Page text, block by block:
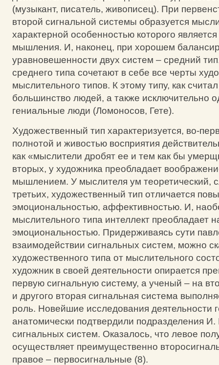
(музыкант, писатель, живописец). При
второй сигнальной системы образуется
характерной особенностью которого
мышления. И, наконец, при хорошем
уравновешенности двух систем – средний
среднего типа сочетают в себе все черты
мыслительного типов. К этому типу, как
большинство людей, а также исключительно
гениальные люди (Ломоносов, Гете).
Художественный тип характеризуется, во-
полнотой и живостью восприятия
как «мыслители дробят ее и тем как бы
вторых, у художника преобладает
мышлением. У мыслителя ум теоретический,
третьих, художественный тип отличается
эмоциональностью, аффективностью. И,
мыслительного типа интеллект преобладает
эмоциональностью. Придерживаясь сути
взаимодействии сигнальных систем, можно
художественного типа от мыслительного
художник в своей деятельности опирается
первую сигнальную систему, а ученый – на
и другого вторая сигнальная система
роль. Новейшие исследования деятельности
анатомически подтвердили подразделения
сигнальных систем. Оказалось, что левое
осуществляет преимущественно
правое – первосигнальные (8).